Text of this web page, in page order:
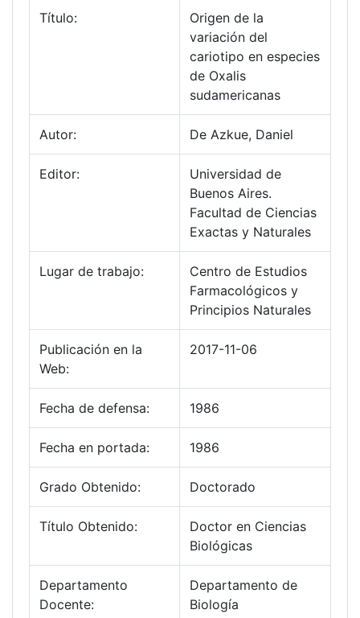
Título:
Origen de la
variación del
cariotipo en especies
de Oxalis
sudamericanas
Autor: De Azkue, Daniel
Editor:
Universidad de
Buenos Aires.
Facultad de Ciencias
Exactas y Naturales
Lugar de trabajo:
Centro de Estudios
Farmacológicos y
Principios Naturales
Publicación en la
Web:
2017-11-06
Fecha de defensa: 1986
Fecha en portada: 1986
Grado Obtenido: Doctorado
Título Obtenido:
Doctor en Ciencias
Biológicas
Departamento
Docente:
Departamento de
Biología